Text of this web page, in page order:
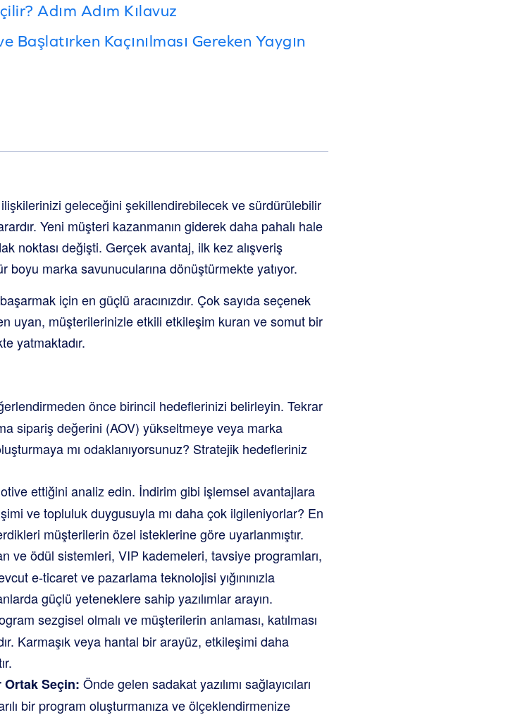
Adım Adım Kılavuz
Kaçınılması Gereken Yaygın
ilişkilerinizi geleceğini şekillendirebilecek ve sürdürülebilir
Yeni müşteri kazanmanın giderek daha pahalı hale
noktası değişti. Gerçek avantaj, ilk kez alışveriş
boyu marka savunucularına dönüştürmekte yatıyor.
için en güçlü aracınızdır. Çok sayıda seçenek
uyan, müşterilerinizle etkili etkileşim kuran ve somut bir
yatmaktadır.
önce birincil hedeflerinizi belirleyin. Tekrar
sipariş değerini (AOV) yükseltmeye veya marka
mı odaklanıyorsunuz? Stratejik hedefleriniz
ettiğini analiz edin. İndirim gibi işlemsel avantajlara
ve topluluk duygusuyla mı daha çok ilgileniyorlar? En
müşterilerin özel isteklerine göre uyarlanmıştır.
ve ödül sistemleri, VIP kademeleri, tavsiye programları,
e-ticaret ve pazarlama teknolojisi yığınınızla
güçlü yeteneklere sahip yazılımlar arayın.
sezgisel olmalı ve müşterilerin anlaması, katılması
Karmaşık veya hantal bir arayüz, etkileşimi daha
Ortak Seçin: Önde gelen sadakat yazılımı sağlayıcıları
bir program oluşturmanıza ve ölçeklendirmenize